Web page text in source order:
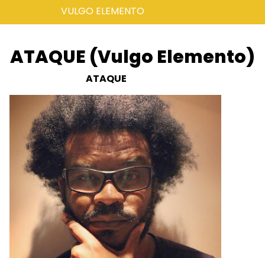
VULGO ELEMENTO
ATAQUE (Vulgo Elemento)
ATAQUE